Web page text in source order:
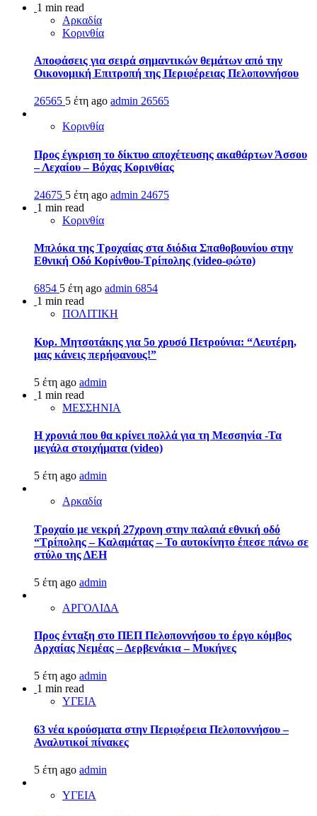
1 min read
Αρκαδία
Κορινθία
Αποφάσεις για σειρά σημαντικών θεμάτων από την
Οικονομική Επιτροπή της Περιφέρειας Πελοποννήσου
26565 5 έτη ago admin 26565
Κορινθία
Προς έγκριση το δίκτυο αποχέτευσης ακαθάρτων Άσσου
– Λεχαίου – Βόχας Κορινθίας
24675 5 έτη ago admin 24675
1 min read
Κορινθία
Μπλόκα της Τροχαίας στα διόδια Σπαθοβουνίου στην
Εθνική Οδό Κορίνθου-Τρίπολης (video-φώτο)
6854 5 έτη ago admin 6854
1 min read
ΠΟΛΙΤΙΚΗ
Κυρ. Μητσοτάκης για 5ο χρυσό Πετρούνια: “Λευτέρη,
μας κάνεις περήφανους!”
5 έτη ago admin
1 min read
ΜΕΣΣΗΝΙΑ
Η χρονιά που θα κρίνει πολλά για τη Μεσσηνία -Τα
μεγάλα στοιχήματα (video)
5 έτη ago admin
Αρκαδία
Τροχαίο με νεκρή 27χρονη στην παλαιά εθνική οδό
“Τρίπολης – Καλαμάτας – Το αυτοκίνητο έπεσε πάνω σε
στύλο της ΔΕΗ
5 έτη ago admin
ΑΡΓΟΛΙΔΑ
Προς ένταξη στο ΠΕΠ Πελοποννήσου το έργο κόμβος
Αρχαίας Νεμέας – Δερβενάκια – Μυκήνες
5 έτη ago admin
1 min read
ΥΓΕΙΑ
63 νέα κρούσματα στην Περιφέρεια Πελοποννήσου –
Αναλυτικοί πίνακες
5 έτη ago admin
ΥΓΕΙΑ